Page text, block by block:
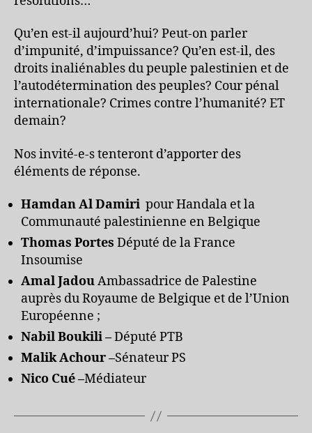
Qu’en est-il aujourd’hui? Peut-on parler
d’impunité, d’impuissance? Qu’en est-il, des
droits inaliénables du peuple palestinien et de
l’autodétermination des peuples? Cour pénal
internationale? Crimes contre l’humanité? ET
demain?
Nos invité-e-s tenteront d’apporter des
éléments de réponse.
Hamdan Al Damiri pour Handala et la
Communauté palestinienne en Belgique
Thomas Portes Député de la France
Insoumise
Amal JadouAmbassadrice de Palestine
auprès du Royaume de Belgique et de l’Union
Européenne ;
Nabil Boukili –Député PTB
Malik Achour –Sénateur PS
Nico Cué –Médiateur